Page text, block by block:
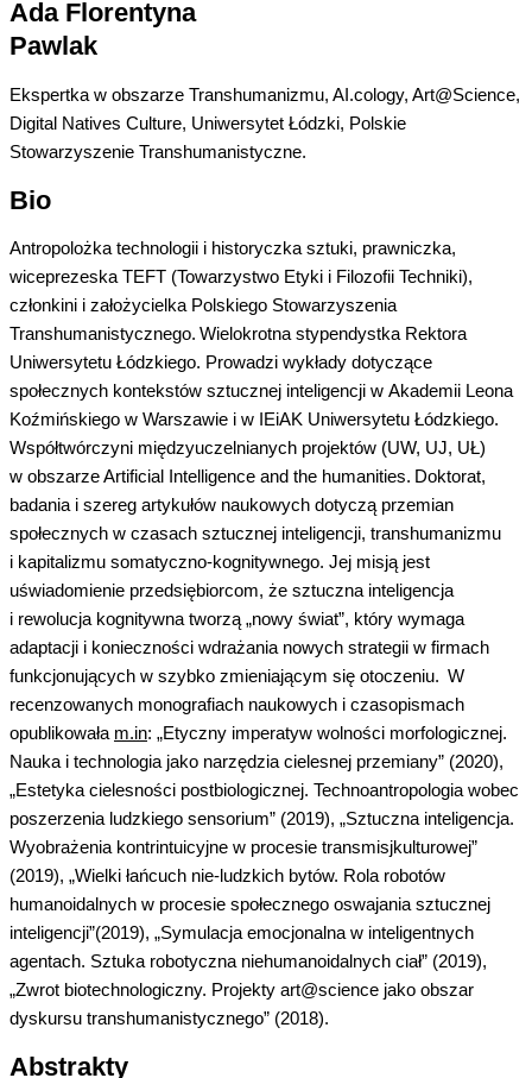
Ada Florentyna
Pawlak
Ekspertka w obszarze Transhumanizmu, AI.cology, Art@Science,
Digital Natives Culture, Uniwersytet Łódzki, Polskie
Stowarzyszenie Transhumanistyczne.
Bio
Antropolożka technologii i historyczka sztuki, prawniczka,
wiceprezeska TEFT (Towarzystwo Etyki i Filozofii Techniki),
członkini i założycielka Polskiego Stowarzyszenia
Transhumanistycznego. Wielokrotna stypendystka Rektora
Uniwersytetu Łódzkiego. Prowadzi wykłady dotyczące
społecznych kontekstów sztucznej inteligencji w Akademii Leona
Koźmińskiego w Warszawie i w
IEiAK Uniwersytetu Łódzkiego.
Współtwórczyni międzyuczelnianych projektów (UW, UJ, UŁ)
w obszarzeArtificial ntelligence and the humanities. Doktorat,
badania i szereg artykułów naukowych dotyczą przemian
społecznych w czasach sztucznej inteligencji, transhumanizmu
i kapitalizmu somatyczno-kognitywnego. Jej misją jest
uświadomienie przedsiębiorcom, że sztuczna inteligencja
i rewolucja kognitywna tworzą „nowy świat”, który wymaga
adaptacji i konieczności wdrażania nowych strategii w firmach
funkcjonujących w szybko zmieniającym się otoczeniu. W
recenzowanych monografiach naukowych i czasopismach
opublikowała m.in: „Etyczny imperatyw wolności morfologicznej.
Nauka i technologia jako narzędziacielesnej przemiany” (2020),
„Estetyka cielesności postbiologicznej. Technoantropologia wobec
poszerzenia ludzkiego sensorium” (2019), „Sztuczna inteligencja.
Wyobrażenia kontrintuicyjne w procesie transmisjkulturowej”
(2019), „Wielki łańcuch nie-ludzkich bytów. Rola robotów
humanoidalnych w procesie społecznego oswajania sztucznej
intel igencji”(2019), „Symulacja emocjonalna w inteligentnych
agentach. Sztuka robotycznaniehumanoidalnych ciał” (2019),
„Zwrot biotechnologiczny. Projekty art@science jako obszar
dyskursu transhumanistycznego” (2018).
Abstrakty